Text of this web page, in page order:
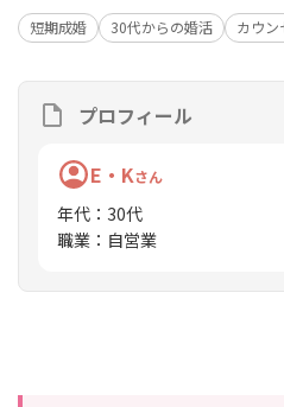
短期成婚 30代からの婚活 カウ
プロフィール
E・Kさん
年代 ： 30代
職業 ： 自営業